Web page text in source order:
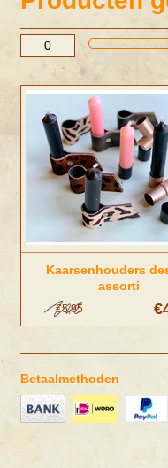
Kaarsenhouders
assorti
€5,95
Betaalmethoden